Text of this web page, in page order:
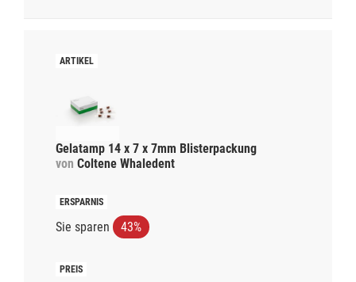
Gelatamp 14 x 7 x 7mm Blisterpackung
von Coltene Whaledent
Sie sparen 43%